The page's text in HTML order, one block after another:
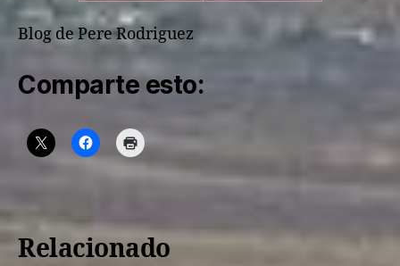
Blog de Pere Rodriguez
Comparte esto:
Relacionado